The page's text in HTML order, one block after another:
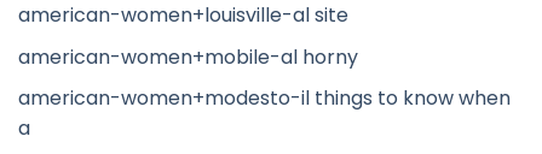
american-women+louisville-al site
american-women+mobile-al horny
american-women+modesto-il things to know when
a